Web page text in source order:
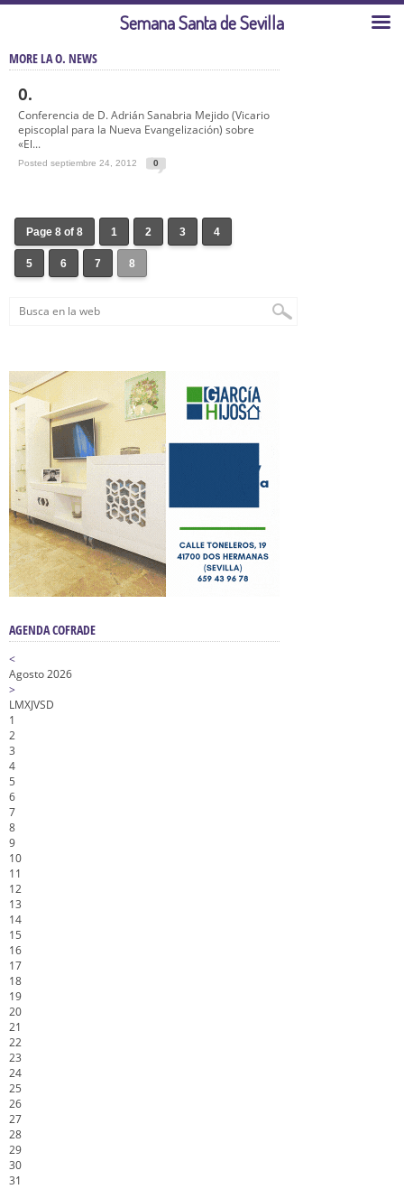
MORE LA O. NEWS
O.
Conferencia de D. Adrián Sanabria Mejido (Vicario
episcoplal para la Nueva Evangelización) sobre
«El...
Posted septiembre 24, 2012 0
Page 8 of 8 1 2 3 4
5 6 7 8
AGENDA COFRADE
<
Agosto 2026
>
LMXJVSD
1
2
3
4
5
6
7
8
9
10
11
12
13
14
15
16
17
18
19
20
21
22
23
24
25
26
27
28
29
30
31
Semana Santa de Sevilla